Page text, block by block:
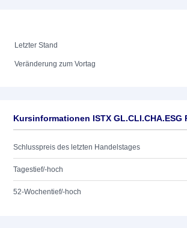
Letzter Stand
Veränderung zum Vortag
Kursinformationen ISTX GL.CLI.CHA.ESG
Schlusspreis des letzten Handelstages
Tagestief/-hoch
52-Wochentief/-hoch